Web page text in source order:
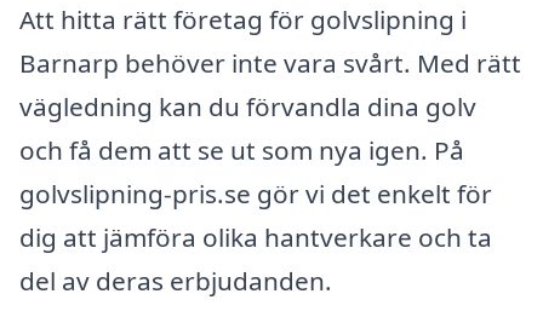
Att hitta rätt företag för golvslipning i
Barnarp behöver inte vara svårt. Med rätt
vägledning kan du förvandla dina golv
och få dem att se ut som nya igen. På
golvslipning-pris.se gör vi det enkelt för
dig att jämföra olika hantverkare och ta
del av deras erbjudanden.